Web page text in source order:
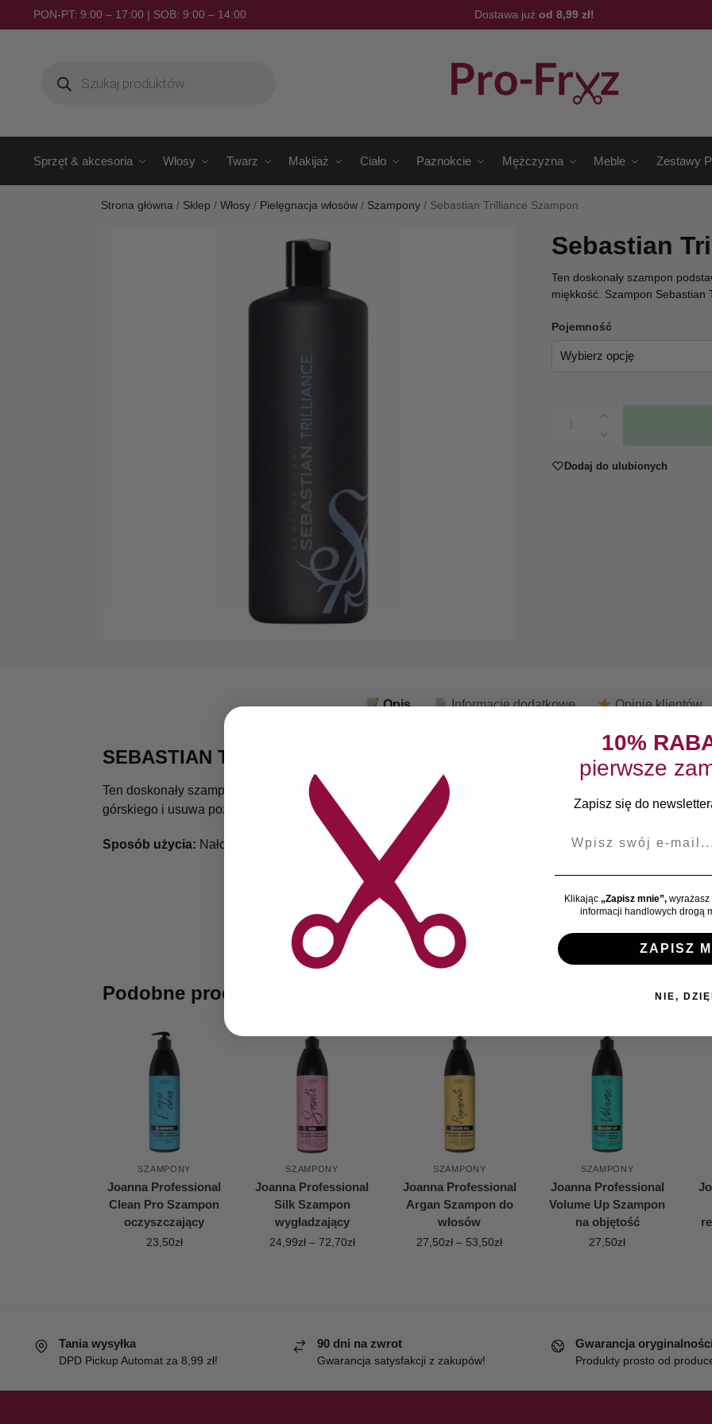
PON-PT: 9:00 – 17:00 | SOB: 9:00 – 14:00 Dostawa już od 8,99 zł!
Sprzęt & akcesoria Włosy Twarz Makijaż Ciało Paznokcie Mężczyzna Meble Zestawy
Strona główna / Sklep /Włosy / Pielęgnacja włosów / Szampony / Sebastian Trilliance Szampon
Sebastian
Ten doskonały szampon
miękkość. Szampon Sebastian
Pojemność
Dodaj do ulubionych
Opis Informacje dodatkowe Opinie klientów
SEBASTIAN TRILLIANCE SZAMPON DO WŁOSÓW
Ten doskonały szampon podstawowy oczyszcza powierzchnię włosów i nadaje im miękkość. Szampon
górskiego i usuwa pozostałości, a także wygładza zewnętrzną warstwę włosa, zapewniając lepsze odbicie
Sposób użycia: Nałożyć na mokre włosy. Stwórz pianę i dokładnie spłucz.
GAB0495 Szampony Marka: Sebastian
Podobne produkty
SZAMPONY
Joanna Professional
Clean Pro Szampon
oczyszczający
23,50zł
SZAMPONY
Joanna Professional
Silk Szampon
wygładzający
24,99zł – 72,70zł
SZAMPONY
Joanna Professional
Argan Szampon do
włosów
27,50zł – 53,50zł
SZAMPONY
Joanna Professional
Volume Up Szampon
na objętość
27,50zł
Tania wysyłka
DPD Pickup Automat za 8,99 zł!
90 dni na zwrot
Gwarancja satysfakcji z zakupów!
Gwarancja oryginalności
Produkty prosto od
10%
pierwsze
Zapisz się do
Klikając „Zapisz mnie”,wyrażasz
informacji handlowych drogą
ZAPISZ
NIE,